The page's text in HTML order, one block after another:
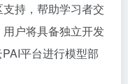
持，帮助学习者交
户将具备独立开发
平台进行模型部